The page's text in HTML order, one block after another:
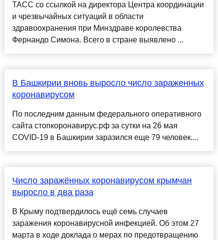
ТАСС со ссылкой на директора Центра координации
и чрезвычайных ситуаций в области
здравоохранения при Минздраве королевства
Фернандо Симона. Всего в стране выявлено ...
В Башкирии вновь выросло число зараженных
коронавирусом
По последним данным федерального оперативного
сайта стопкоронавирус.рф за сутки на 26 мая
COVID-19 в Башкирии заразился еще 79 человек....
Число заражённых коронавирусом крымчан
выросло в два раза
В Крыму подтвердилось ещё семь случаев
заражения коронавирусной инфекцией. Об этом 27
марта в ходе доклада о мерах по предотвращению